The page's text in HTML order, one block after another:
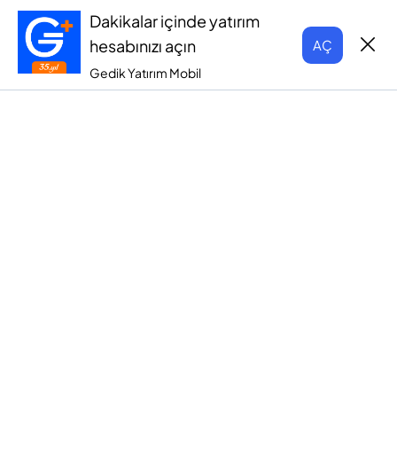
Dakikalar içinde yatırım
hesabınızı açın
Gedik Yatırım Mobil
AÇ